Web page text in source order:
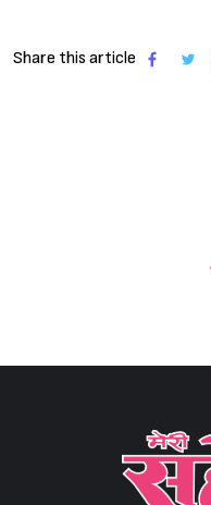
Share this article